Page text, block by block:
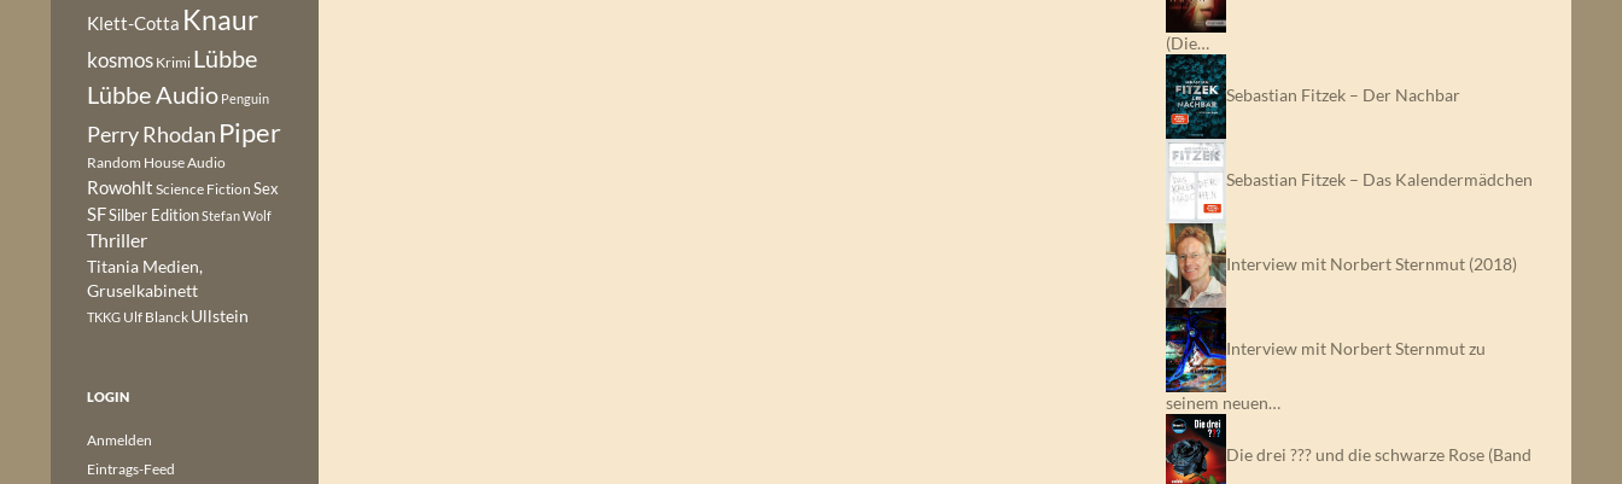
(Die…
Sebastian Fitzek – Der Nachbar
Sebastian Fitzek – Das Kalendermädchen
Interview mit Norbert Sternmut (2018)
Interview mit Norbert Sternmut zu
seinem neuen…
Die drei ??? und die schwarze Rose (Band
Klett-Cotta Knaur
kosmos Krimi Lübbe
Lübbe Audio Penguin
Perry Rhodan Piper
Random House Audio
Rowohlt Science Fiction Sex
SFSilber EditionStefan Wolf
Thriller
Titania Medien,
Gruselkabinett
TKKG Ulf Blanck Ullstein
LOGIN
Anmelden
Eintrags-Feed